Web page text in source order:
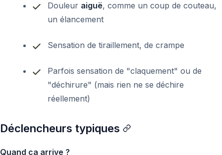
Douleur aiguë, comme un coup de couteau,
un élancement
Sensation de tiraillement, de crampe
Parfois sensation de "claquement" ou de
"déchirure" (mais rien ne se déchire
réellement)
Déclencheurs typiques
Quand ça arrive ?